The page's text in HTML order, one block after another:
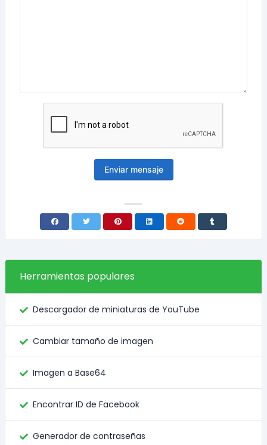
Enviar mensaje
Herramientas populares
Descargador de miniaturas de YouTube
Cambiar tamaño de imagen
Imagen a Base64
Encontrar ID de Facebook
Generador de contraseñas